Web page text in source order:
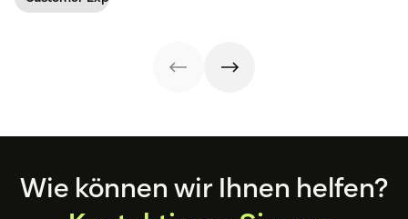
Kund:inen
verfolgen und
Customer
Footer
Wie können wir Ihnen helfen?